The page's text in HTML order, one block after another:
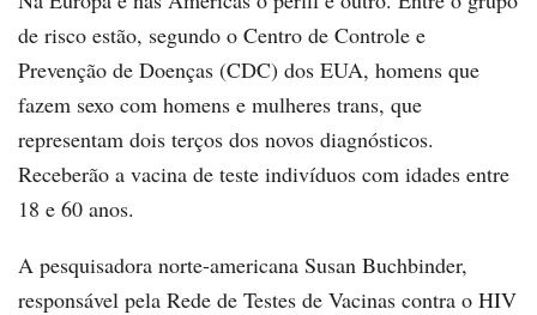
de risco estão, segundo o Centro de Controle e
Prevenção de Doenças (CDC) dos EUA, homens que
fazem sexo com homens e mulheres trans, que
representam dois terços dos novos diagnósticos.
Receberão a vacina de teste indivíduos com idades entre
18 e 60 anos.
A pesquisadora norte-americana Susan Buchbinder,
responsável pela Rede de Testes de Vacinas contra o HIV